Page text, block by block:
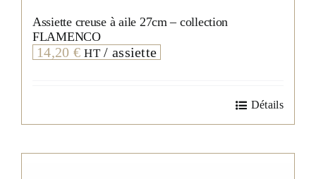
Assiette creuse à aile 27cm – collection
FLAMENCO
14,20 € HT/ assiette
Détails